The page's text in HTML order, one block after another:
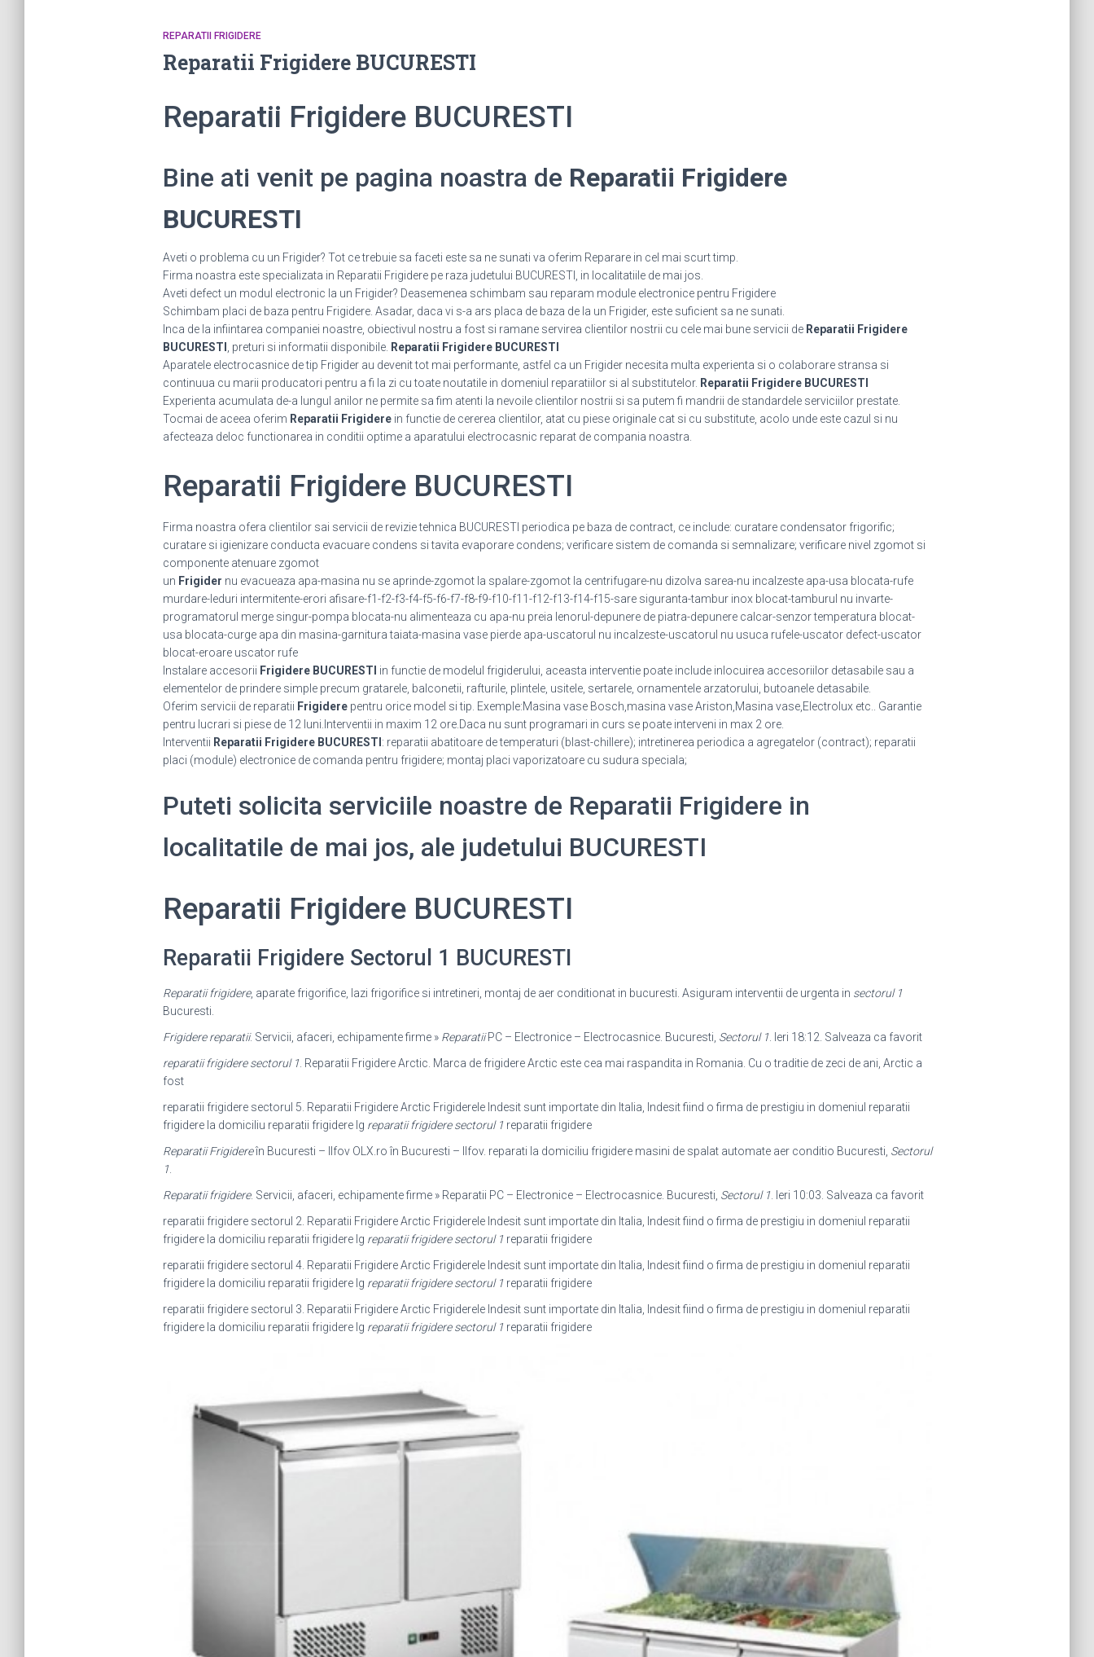
REPARATII FRIGIDERE
Reparatii Frigidere BUCURESTI
Reparatii Frigidere BUCURESTI
Bine ati venit pe pagina noastra de Reparatii Frigidere
BUCURESTI
Aveti o problema cu un Frigider? Tot ce trebuie sa faceti este sa ne sunati va oferim Reparare in cel mai scurt timp.
Firma noastra este specializata in Reparatii Frigidere pe raza judetului BUCURESTI, in localitatiile de mai jos.
Aveti defect un modul electronic la un Frigider? Deasemenea schimbam sau reparam module electronice pentru Frigidere
Schimbam placi de baza pentru Frigidere. Asadar, daca vi s-a ars placa de baza de la un Frigider, este suficient sa ne sunati.
Inca de la infiintarea companiei noastre, obiectivul nostru a fost si ramane servirea clientilor nostrii cu cele mai bune servicii de Reparatii Frigidere
BUCURESTI
, preturi si informatii disponibile. Reparatii Frigidere BUCURESTI
Aparatele electrocasnice de tip Frigider au devenit tot mai performante, astfel ca un Frigider necesita multa experienta si o colaborare stransa si
continuua cu marii producatori pentru a fi la zi cu toate noutatile in domeniul reparatiilor si al substitutelor. Reparatii Frigidere BUCURESTI
Experienta acumulata de-a lungul anilor ne permite sa fim atenti la nevoile clientilor nostrii si sa putem fi mandrii de standardele serviciilor prestate.
Tocmai de aceea oferim Reparatii Frigiderein functie de cererea clientilor, atat cu piese originale cat si cu substitute, acolo unde este cazul si nu
afecteaza deloc functionarea in conditii optime a aparatului electrocasnic reparat de compania noastra.
Reparatii Frigidere BUCURESTI
Firma noastra ofera clientilor sai servicii de revizie tehnica BUCURESTI periodica pe baza de contract, ce include: curatare condensator frigorific;
curatare si igienizare conducta evacuare condens si tavita evaporare condens; verificare sistem de comanda si semnalizare; verificare nivel zgomot si
componente atenuare zgomot
un Frigider nu evacueaza apa-masina nu se aprinde-zgomot la spalare-zgomot la centrifugare-nu dizolva sarea-nu incalzeste apa-usa blocata-rufe
murdare-leduri intermitente-erori afisare-f1-f2-f3-f4-f5-f6-f7-f8-f9-f10-f11-f12-f13-f14-f15-sare siguranta-tambur inox blocat-tamburul nu invarte-
programatorul merge singur-pompa blocata-nu alimenteaza cu apa-nu preia lenorul-depunere de piatra-depunere calcar-senzor temperatura blocat-
usa blocata-curge apa din masina-garnitura taiata-masina vase pierde apa-uscatorul nu incalzeste-uscatorul nu usuca rufele-uscator defect-uscator
blocat-eroare uscator rufe
Instalare accesorii Frigidere BUCURESTI in functie de modelul frigiderului, aceasta interventie poate include inlocuirea accesoriilor detasabile sau a
elementelor de prindere simple precum gratarele, balconetii, rafturile, plintele, usitele, sertarele, ornamentele arzatorului, butoanele detasabile.
Oferim servicii de reparatii Frigiderepentru orice model si tip. Exemple:Masina vase Bosch,masina vase Ariston,Masina vase,Electrolux etc.. Garantie
pentru lucrari si piese de 12 luni.Interventii in maxim 12 ore.Daca nu sunt programari in curs se poate interveni in max 2 ore.
Interventii Reparatii Frigidere BUCURESTI : reparatii abatitoare de temperaturi (blast-chillere); intretinerea periodica a agregatelor (contract); reparatii
placi (module) electronice de comanda pentru frigidere; montaj placi vaporizatoare cu sudura speciala;
Puteti solicita serviciile noastre de Reparatii Frigidere in
localitatile de mai jos, ale judetului BUCURESTI
Reparatii Frigidere BUCURESTI
Reparatii Frigidere Sectorul 1 BUCURESTI
Reparatii frigidere, aparate frigorifice, lazi frigorifice si intretineri, montaj de aer conditionat in bucuresti. Asiguram interventii de urgenta in sectorul 1
Bucuresti.
Frigidere reparatii. Servicii, afaceri, echipamente firme » ReparatiiPC – Electronice – Electrocasnice. Bucuresti, Sectorul 1 . Ieri 18:12. Salveaza ca favorit
reparatii frigidere sectorul 1 . Reparatii Frigidere Arctic. Marca de frigidere Arctic este cea mai raspandita in Romania. Cu o traditie de zeci de ani, Arctic a
fost
reparatii frigidere sectorul 5. Reparatii Frigidere Arctic Frigiderele Indesit sunt importate din Italia, Indesit fiind o firma de prestigiu in domeniul reparatii
frigidere la domiciliu reparatii frigidere lg reparatii frigidere sectorul 1 reparatii frigidere
Reparatii Frigidereîn Bucuresti – Ilfov OLX.ro în Bucuresti – Ilfov. reparati la domiciliu frigidere masini de spalat automate aer conditio Bucuresti, Sectorul
1
Reparatii frigidere. Servicii, afaceri, echipamente firme » Reparatii PC – Electronice – Electrocasnice. Bucuresti, Sectorul 1 . Ieri 10:03. Salveaza ca favorit
reparatii frigidere sectorul 2. Reparatii Frigidere Arctic Frigiderele Indesit sunt importate din Italia, Indesit fiind o firma de prestigiu in domeniul reparatii
frigidere la domiciliu reparatii frigidere lg reparatii frigidere sectorul 1 reparatii frigidere
reparatii frigidere sectorul 4. Reparatii Frigidere Arctic Frigiderele Indesit sunt importate din Italia, Indesit fiind o firma de prestigiu in domeniul reparatii
frigidere la domiciliu reparatii frigidere lg reparatii frigidere sectorul 1 reparatii frigidere
reparatii frigidere sectorul 3. Reparatii Frigidere Arctic Frigiderele Indesit sunt importate din Italia, Indesit fiind o firma de prestigiu in domeniul reparatii
frigidere la domiciliu reparatii frigidere lg reparatii frigidere sectorul 1 reparatii frigidere